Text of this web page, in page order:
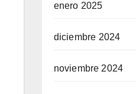
enero 2025
diciembre 2024
noviembre 2024